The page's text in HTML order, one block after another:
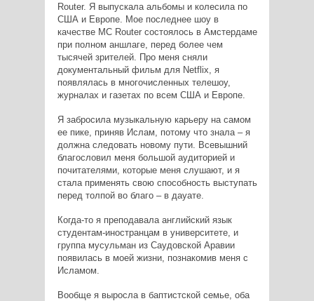
Router. Я выпускала альбомы и колесила по
США и Европе. Мое последнее шоу в
качестве MC Router состоялось в Амстердаме
при полном аншлаге, перед более чем
тысячей зрителей. Про меня сняли
документальный фильм для Netflix, я
появлялась в многочисленных телешоу,
журналах и газетах по всем США и Европе.
Я забросила музыкальную карьеру на самом
ее пике, приняв Ислам, потому что знала – я
должна следовать новому пути. Всевышний
благословил меня большой аудиторией и
почитателями, которые меня слушают, и я
стала применять свою способность выступать
перед толпой во благо – в дауате.
Когда-то я преподавала английский язык
студентам-иностранцам в университете, и
группа мусульман из Саудовской Аравии
появилась в моей жизни, познакомив меня с
Исламом.
Вообще я выросла в баптистской семье, оба